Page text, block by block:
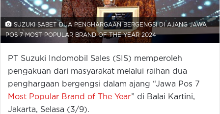
SUZUKI SABET DUA PENGHARGAAN BERGENGSI DI AJANG JAWA
POS 7 MOST POPULAR BRAND OF THE YEAR 2024
PT Suzuki Indomobil Sales (SIS) memperoleh
pengakuan dari masyarakat melalui raihan dua
penghargaan bergengsi dalam ajang “Jawa Pos 7
Most Popular Brand of The Year” di Balai Kartini,
Jakarta, Selasa (3/9).